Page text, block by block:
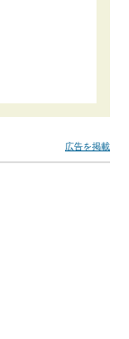
広告を掲載